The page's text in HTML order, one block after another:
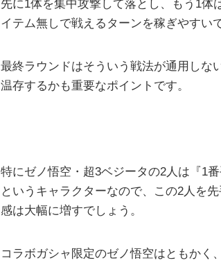
先に1体を集中攻撃して落とし、もう1体
イテム無しで戦えるターンを稼ぎやすい
最終ラウンドはそういう戦法が通用しな
温存するかも重要なポイントです。
特にゼノ悟空・超3ベジータの2人は『1
というキャラクターなので、この2人を
感は大幅に増すでしょう。
コラボガシャ限定のゼノ悟空はともかく